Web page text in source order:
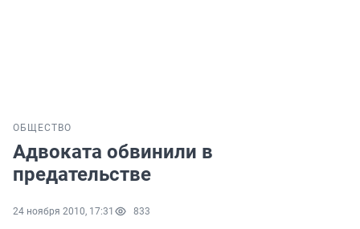
ОБЩЕСТВО
Адвоката обвинили в
предательстве
24 ноября 2010, 17:31 833